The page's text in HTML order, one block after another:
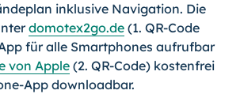
inklusive Navigation. Die
domotex2go.de (1. QR-Code
für alle Smartphones aufrufbar
von Apple (2. QR-Code) kostenfrei
App downloadbar.